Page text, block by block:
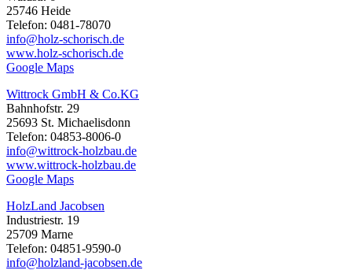
25746 Heide
Telefon: 0481-78070
info@holz-schorisch.de
www.holz-schorisch.de
Google Maps
Wittrock GmbH & Co.KG
Bahnhofstr. 29
25693 St. Michaelisdonn
Telefon: 04853-8006-0
info@wittrock-holzbau.de
www.wittrock-holzbau.de
Google Maps
HolzLand Jacobsen
Industriestr. 19
25709 Marne
Telefon: 04851-9590-0
info@holzland-jacobsen.de